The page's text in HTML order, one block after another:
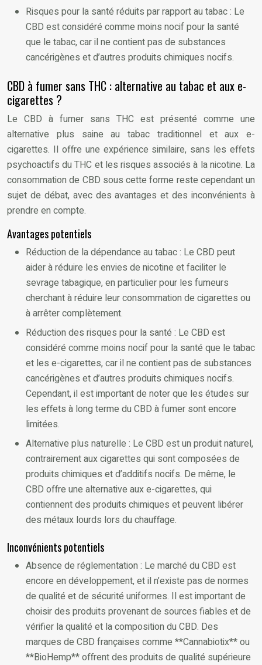
Risques pour la santé réduits par rapport au tabac : Le
CBD est considéré comme moins nocif pour la santé
que le tabac, car il ne contient pas de substances
cancérigènes et d’autres produits chimiques nocifs.
CBD à fumer sans THC : alternative au tabac et aux e-
cigarettes ?
Le CBD à fumer sans THC est présenté comme une
alternative plus saine au tabac traditionnel et aux e-
cigarettes. Il offre une expérience similaire, sans les effets
psychoactifs du THC et les risques associés à la nicotine. La
consommation de CBD sous cette forme reste cependant un
sujet de débat, avec des avantages et des inconvénients à
prendre en compte.
Avantages potentiels
Réduction de la dépendance au tabac : Le CBD peut
aider à réduire les envies de nicotine et faciliter le
sevrage tabagique, en particulier pour les fumeurs
cherchant à réduire leur consommation de cigarettes ou
à arrêter complètement.
Réduction des risques pour la santé : Le CBD est
considéré comme moins nocif pour la santé que le tabac
et les e-cigarettes, car il ne contient pas de substances
cancérigènes et d’autres produits chimiques nocifs.
Cependant, il est important de noter que les études sur
les effets à long terme du CBD à fumer sont encore
limitées.
Alternative plus naturelle : Le CBD est un produit naturel,
contrairement aux cigarettes qui sont composées de
produits chimiques et d’additifs nocifs. De même, le
CBD offre une alternative aux e-cigarettes, qui
contiennent des produits chimiques et peuvent libérer
des métaux lourds lors du chauffage.
Inconvénients potentiels
Absence de réglementation : Le marché du CBD est
encore en développement, et il n’existe pas de normes
de qualité et de sécurité uniformes. Il est important de
choisir des produits provenant de sources fiables et de
vérifier la qualité et la composition du CBD. Des
marques de CBD françaises comme **Cannabiotix** ou
**BioHemp** offrent des produits de qualité supérieure